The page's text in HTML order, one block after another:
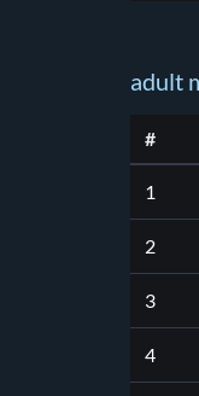
adult
#
1
2
3
4